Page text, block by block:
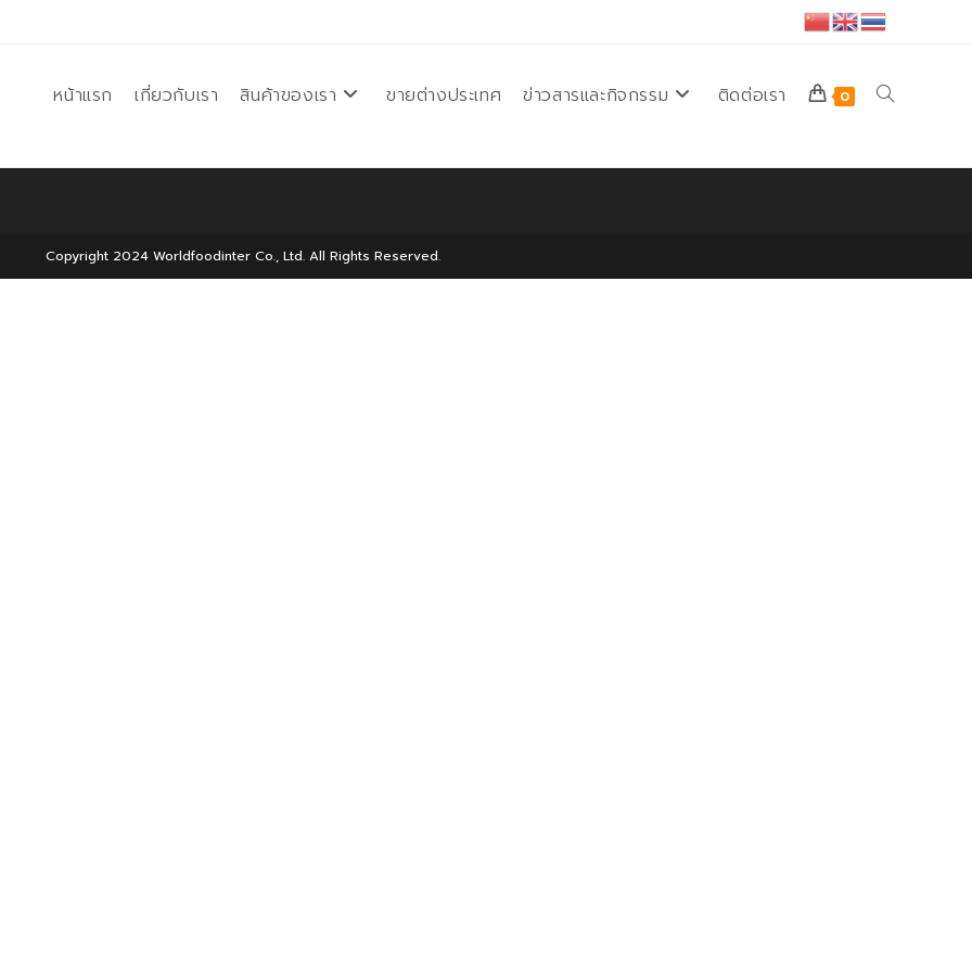
หน้าแรก เกี่ยวกับเรา สินค้าของเรา ขายต่างประเทศ ข่าวสารและกิจกรรม ติดต่อเรา 0 Toggle
website
Copyright 2024 Worldfoodinter Co., Ltd. All Rights Reserved.